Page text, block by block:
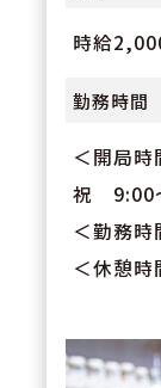
時給
勤務時間
＜開局
祝 9:00
＜勤務時
＜休憩時